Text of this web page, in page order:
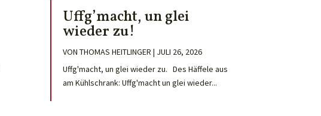
Uffg’macht, un glei
wieder zu!
VON THOMAS HEITLINGER | JULI 26, 2026
Uffg'macht, un glei wieder zu. Des Häffele aus
am Kühlschrank: Uffg'macht un glei wieder...